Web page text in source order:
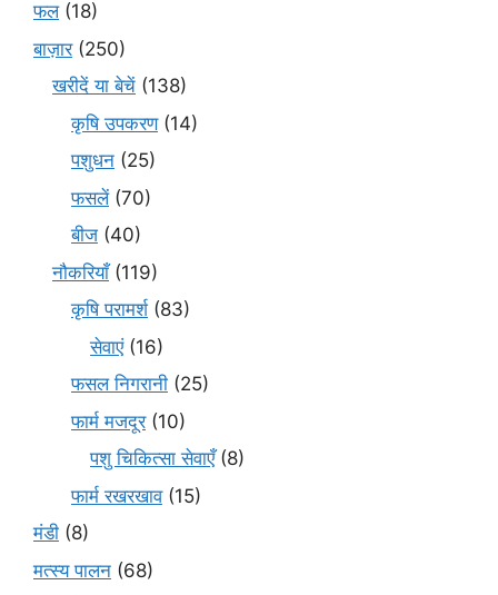
फल(18)
बाज़ार(250)
खरीदें या बेचें (138)
कृषि उपकरण(14)
पशुधन (25)
फसलें(70)
बीज (40)
नौकरियाँ(119)
कृषि परामर्श(83)
सेवाएं(16)
फसल निगरानी (25)
फार्म मजदूर(10)
पशु चिकित्सा सेवाएँ(8)
फार्म रखरखाव(15)
मंडी (8)
मत्स्य पालन (68)